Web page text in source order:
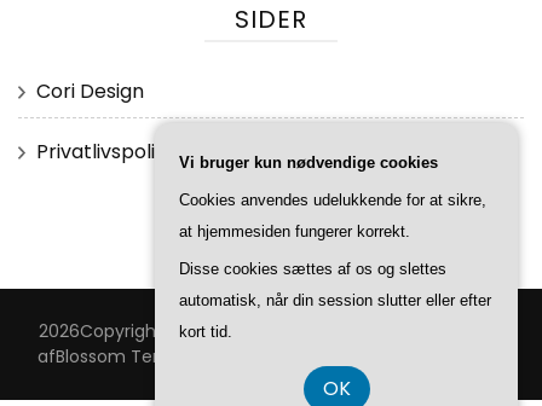
SIDER
Cori Design
Privatlivspolitik
2026Copyright Cori Design
afBlossom Temaer
Vi bruger kun nødvendige cookies
Cookies anvendes udelukkende for at sikre,
at hjemmesiden fungerer korrekt.
Disse cookies sættes af os og slettes
automatisk, når din session slutter eller efter
kort tid.
OK